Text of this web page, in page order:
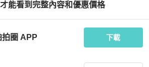
能看到完整內容和優惠價格
圈 APP 下載